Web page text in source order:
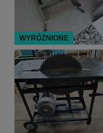
WYRÓŻNIONE